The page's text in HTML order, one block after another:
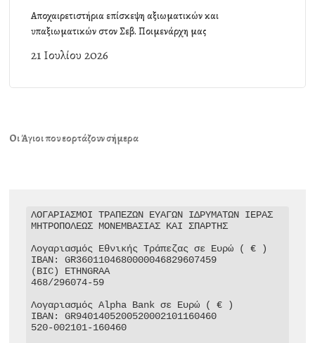
Αποχαιρετιστήρια επίσκεψη αξιωματικών και
υπαξιωματικών στον Σεβ. Ποιμενάρχη μας
21 Ιουλίου 2026
Οι Άγιοι που εορτάζουν σήμερα
ΛΟΓΑΡΙΑΣΜΟΙ ΤΡΑΠΕΖΩΝ ΕΥΑΓΩΝ ΙΔΡΥΜΑΤΩΝ ΙΕΡΑΣ
ΜΗΤΡΟΠΟΛΕΩΣ ΜΟΝΕΜΒΑΣΙΑΣ ΚΑΙ ΣΠΑΡΤΗΣ
Λογαριασμός Εθνικής Τράπεζας σε Ευρώ ( € )
IBAN: GR3601104680000046829607459
(BIC) ETHNGRAA
468/296074-59
Λογαριασμός Alpha Bank σε Ευρώ ( € )
IBAN: GR9401405200520002101160460
520-002101-160460